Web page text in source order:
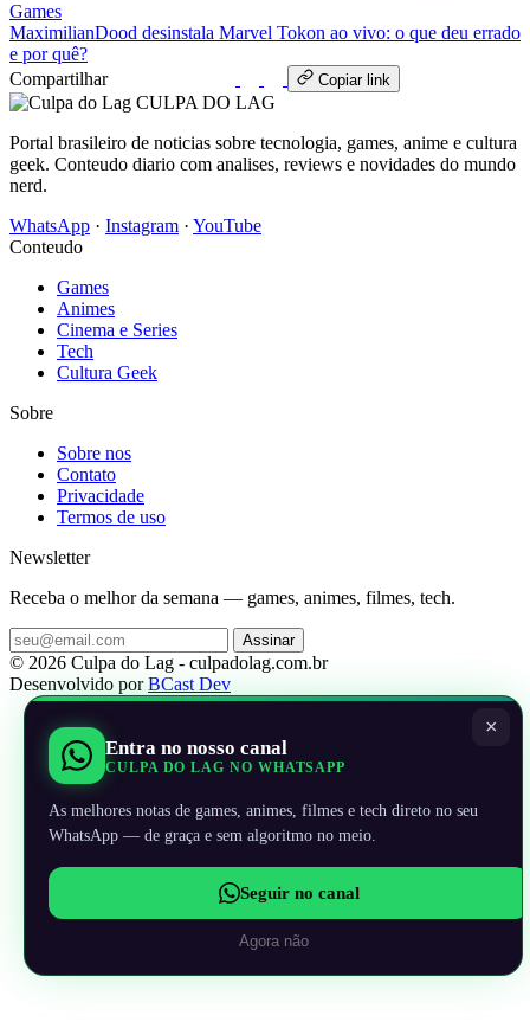
Games
MaximilianDood desinstala Marvel Tokon ao vivo: o que deu errado
e por quê?
Compartilhar
Copiar link
CULPADO LAG
Portal brasileiro de noticias sobre tecnologia, games, anime e cultura
geek. Conteudo diario com analises, reviews e novidades do mundo
nerd.
WhatsApp · Instagram · YouTube
Conteudo
Games
Animes
Cinema e Series
Tech
Cultura Geek
Sobre
Sobre nos
Contato
Privacidade
Termos de uso
Newsletter
Receba o melhor da semana — games, animes, filmes, tech.
Assinar
© 2026 Culpa do Lag - culpadolag.com.br
Desenvolvido porBCast Dev
×
Entra no nosso canal
CULPA DO LAG NO WHATSAPP
As melhores notas de games, animes, filmes e tech direto no seu
WhatsApp — de graça e sem algoritmo no meio.
Seguir no canal
Agora não